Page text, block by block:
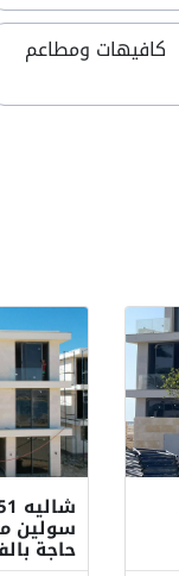
كافيهات ومطاعم
حاجة